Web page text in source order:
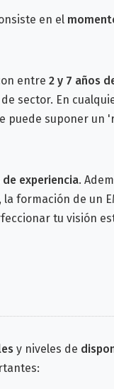
en el
entre 2 y 7 años
sector. En
puede suponer un
de experiencia.
la formación de un
tu visión
y niveles de